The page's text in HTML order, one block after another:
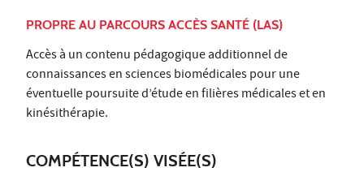
PROPRE AU PARCOURS ACCÈS SANTÉ (LAS)
Accès à un contenu pédagogique additionnel de
connaissances en sciences biomédicales pour une
éventuelle poursuite d’étude en filières médicales et en
kinésithérapie.
COMPÉTENCE(S) VISÉE(S)